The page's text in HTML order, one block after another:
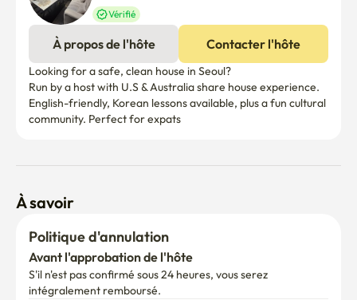
Vérifié
À propos de l'hôte Contacter l'hôte
Looking for a safe, clean house in Seoul?
Run by a host with U.S & Australia share house experience.
English-friendly, Korean lessons available, plus a fun cultural
community. Perfect for expats
À savoir
Politique d'annulation
Avant l'approbation de l'hôte
S'il n'est pas confirmé sous 24 heures, vous serez
intégralement remboursé.